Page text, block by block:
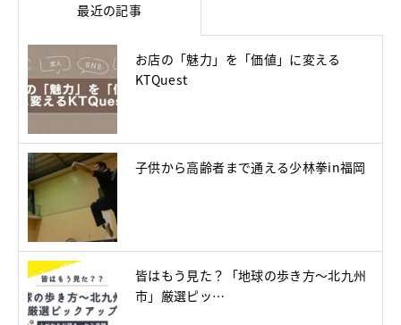
最近の記事
お店の「魅力」を「価値」に変える
KTQuest
子供から高齢者まで通える少林拳in福岡
皆はもう見た？「地球の歩き方～北九州
市」厳選ピッ…